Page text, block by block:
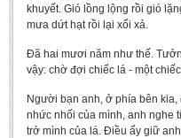
Perspective
80 Years of New Poetry and
ALUMNI
Alumni Association
khuyết. Gió lồng lộng rồi gió
mưa dứt hạt rồi lại xối xả.
Đã hai mươi năm như thế.
vậy: chờ đợi chiếc lá - một
Người bạn anh, ở phía bên kia,
nhức nhối của mình, anh nghe
trở mình của lá. Điều ấy giữ